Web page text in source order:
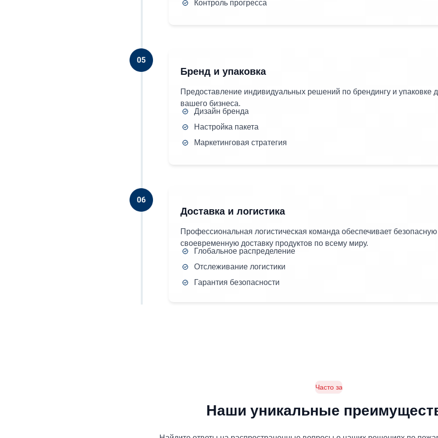
Предоставление индивидуальных решений по брендингу и упаковке
вашего бизнеса.
Доставка и логистика
Профессиональная логистическая команда обеспечивает
своевременную доставку продуктов по всему миру.
Контроль прогресса
Дизайн бренда
Настройка пакета
Маркетинговая стратегия
Глобальное распределение
Отслеживание логистики
Гарантия безопасности
Бренд и упаковка
Часто задаваемые вопросы
Наши уникальные